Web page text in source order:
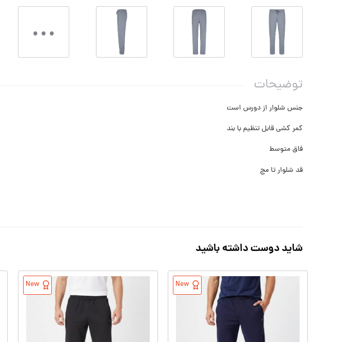
توضیحات
جنس شلوار از دورس است
کمر کشی قابل تنظیم با بند
فاق متوسط
قد شلوار تا مچ
شاید دوست داشته باشید
New
New